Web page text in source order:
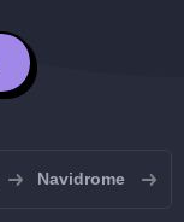
Navidrome